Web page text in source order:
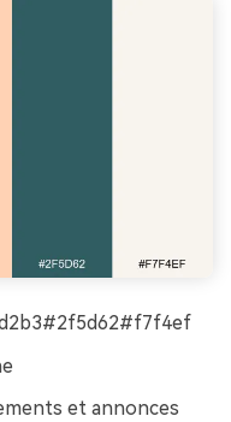
et annonces